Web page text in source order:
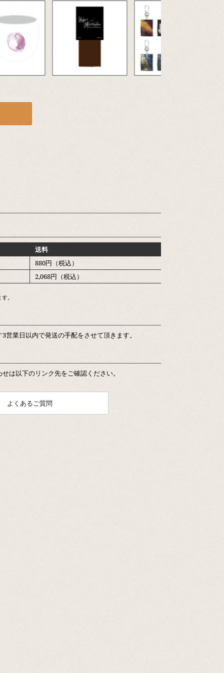
送料
880円（税込）
2,068円（税込）
。
営業日以内で発送の手配をさせて頂きます。
は以下のリンク先をご確認ください。
よくあるご質問